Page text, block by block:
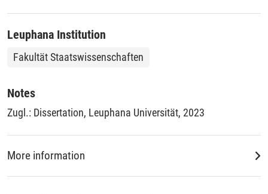
Leuphana Institution
Fakultät Staatswissenschaften
Notes
Zugl.: Dissertation, Leuphana Universität, 2023
More information